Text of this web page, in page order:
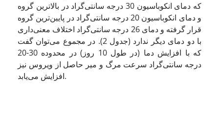
که دمای انکوباسیون 30 درجه سانتی‌گراد در بالاترین گروه
و دمای انکوباسیون 20 درجه سانتی‌گراد در پایین‌ترین گروه
قرار گرفته و دمای 26 درجه سانتی‌گراد اختلاف معنی‌داری
با دو دمای دیگر ندارد (جدول 2). در مجموع می‌توان گفت
که با افزایش دما (در طول 10 روز) در محدوده 30-20
درجه سانتی‌گراد سرعت مرگ و میر حاصل از ویروس نیز
افزایش می‌یابد.